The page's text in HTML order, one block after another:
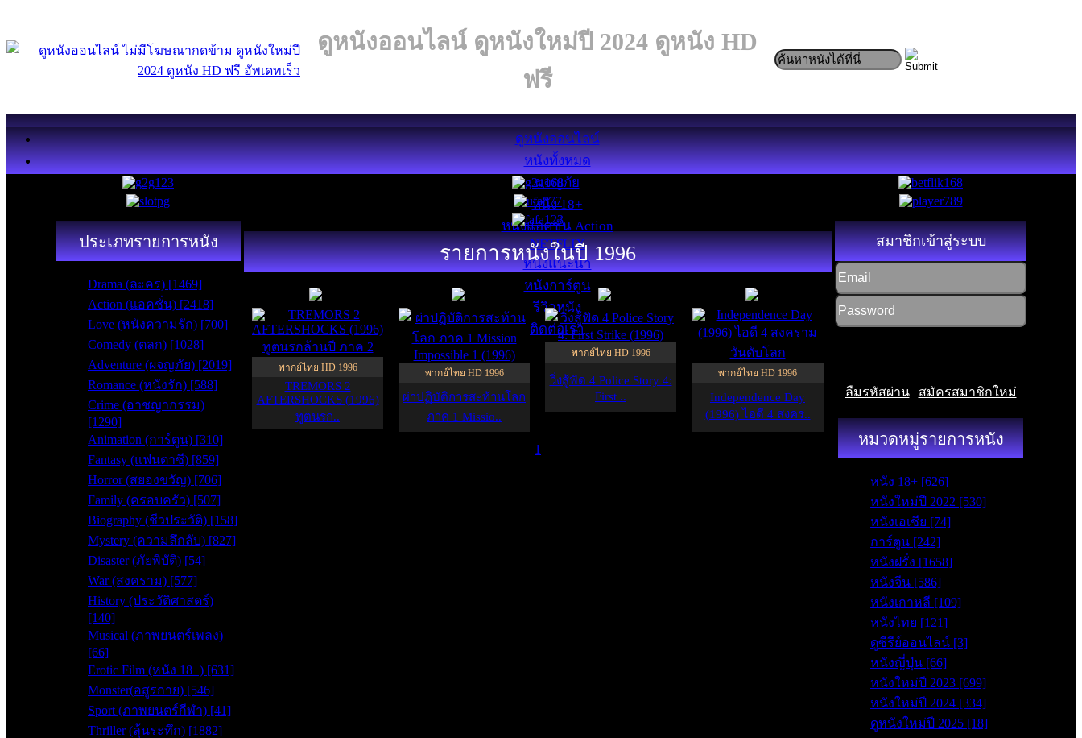
ดูหนังออนไลน์ ดูหนังใหม่ปี 2024 ดูหนัง HD
ฟรี
ดูหนังออนไลน์
หนังทั้งหมด
ผจญภัย
หนัง 18+
หนังแอคชั่น Action
NETFLIX
หนังแนะนำ
หนังการ์ตูน
รีวิวหนัง
ติดต่อเรา
ประเภทรายการหนัง
Drama (ละคร) [1469]
Action (แอคชั่น) [2418]
Love (หนังความรัก) [700]
Comedy (ตลก) [1028]
Adventure (ผจญภัย) [2019]
Romance (หนังรัก) [588]
Crime (อาชญากรรม)
[1290]
Animation (การ์ตูน) [310]
Fantasy (แฟนตาซี) [859]
Horror (สยองขวัญ) [706]
Family (ครอบครัว) [507]
Biography (ชีวประวัติ) [158]
Mystery (ความลึกลับ) [827]
Disaster (ภัยพิบัติ) [54]
War (สงคราม) [577]
History (ประวัติศาสตร์)
[140]
Musical (ภาพยนตร์เพลง)
[66]
Erotic Film (หนัง 18+) [631]
Monster(อสูรกาย) [546]
Sport (ภาพยนตร์กีฬา) [41]
Thriller (ลุ้นระทึก) [1882]
รายการหนังในปี 1996
7
พากย์ไทย HD 1996
TREMORS 2
AFTERSHOCKS (1996)
ทูตนรก..
พากย์ไทย HD 1996
ผ่าปฏิบัติการสะท้านโลก
ภาค 1 Missio..
พากย์ไทย HD 1996
วิ่งสู้ฟัด 4 Police Story 4:
First ..
7.6
พากย์ไทย HD 1996
Independence Day
(1996) ไอดี 4 สงคร..
1
สมาชิกเข้าสู่ระบบ
ลืมรหัสผ่าน| สมัครสมาชิกใหม่
หมวดหมู่รายการหนัง
หนัง 18+ [626]
หนังใหม่ปี 2022 [530]
หนังเอเชีย [74]
การ์ตูน [242]
หนังฝรั่ง [1658]
หนังจีน [586]
หนังเกาหลี [109]
หนังไทย [121]
ดูซีรีย์ออนไลน์ [3]
หนังญี่ปุ่น [66]
หนังใหม่ปี 2023 [699]
หนังใหม่ปี 2024 [334]
ดูหนังใหม่ปี 2025 [18]